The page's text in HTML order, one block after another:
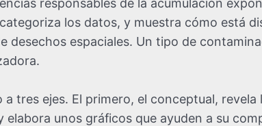
responsables de la acumulación
los datos, y muestra cómo está
desechos espaciales. Un tipo de
tres ejes. El primero, el conceptual, revela
unos gráficos que ayuden a su